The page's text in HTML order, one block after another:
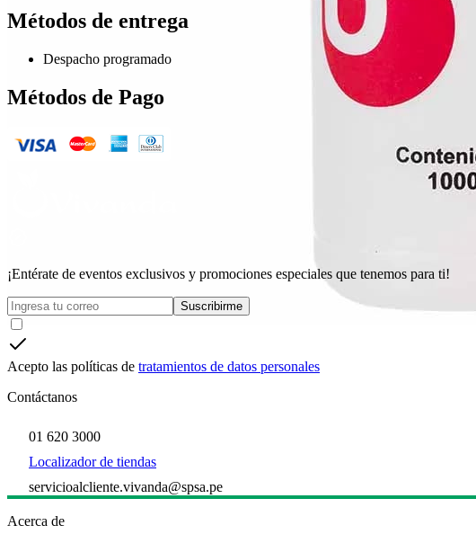
Métodos de entrega
Despacho programado
Métodos de Pago
¡Entérate de eventos exclusivos y promociones especiales que tenemos para ti!
Suscribirme
Acepto las políticas de tratamientos de datos personales
Contáctanos
01 620 3000
Localizador de tiendas
servicioalcliente.vivanda@spsa.pe
Acerca de